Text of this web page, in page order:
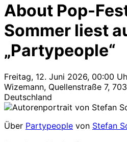
About Pop-
Sommer liest
„Partypeople“
Freitag, 12. Juni 2026, 00:00
Wizemann, Quellenstraße 7,
Deutschland
Über Partypeople von Stefan